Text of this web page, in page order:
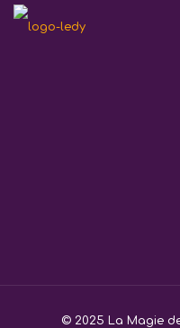
© 2025 La Magie